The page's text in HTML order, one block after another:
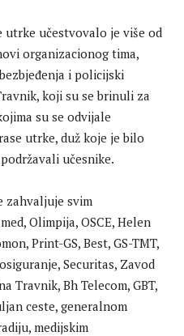
učestvovalo je više od
organizacionog tima,
i policijski
koji su se brinuli za
su se odvijale
utrke, duž koje je bilo
učesnike.
zahvaljuje svim
Olimpija, OSCE, Helen
Print-GS, Best, GS-TMT,
Securitas, Zavod
Travnik, Bh Telecom, GBT,
ceste, generalnom
medijskim